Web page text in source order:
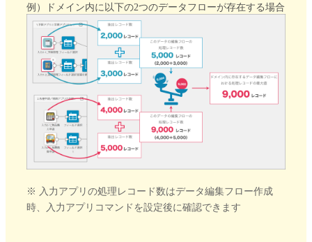
例）ドメイン内に以下の2つのデータフローが存在する場合
※ 入力アプリの処理レコード数はデータ編集フロー作成
時、入力アプリコマンドを設定後に確認できます